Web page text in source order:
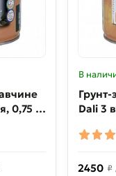
0,75 л,
В
Dali 3
2450 ₽